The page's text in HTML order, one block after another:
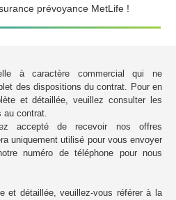
prévoyance MetLife !
à caractère commercial qui ne
des dispositions du contrat. Pour en
et détaillée, veuillez consulter les
au contrat.
accepté de recevoir nos offres
uniquement utilisé pour vous envoyer
numéro de téléphone pour nous
et détaillée, veuillez-vous référer à la